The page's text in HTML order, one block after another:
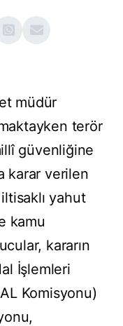
müdür
terör
güvenliğine
karar verilen
yahut
kamu
kararın
İşlemleri
Komisyonu)